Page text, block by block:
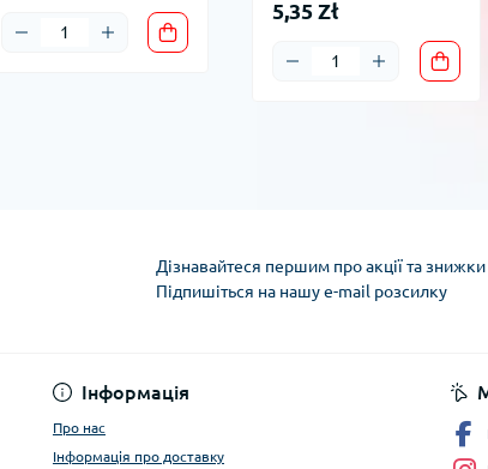
5,35 Zł
Дізнавайтеся першим про акції та знижки
Підпишіться на нашу e-mail розсилку
Інформація
Про нас
Інформація про доставку